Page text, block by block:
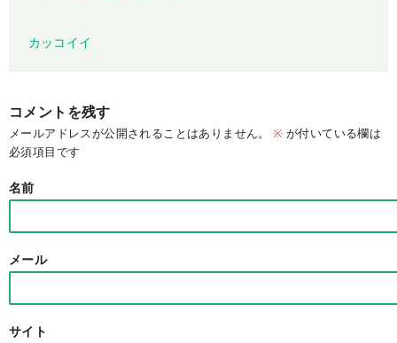
カッコイイ
コメントを残す
メールアドレスが公開されることはありません。 ※ が付いている欄は
必須項目です
名前
メール
サイト